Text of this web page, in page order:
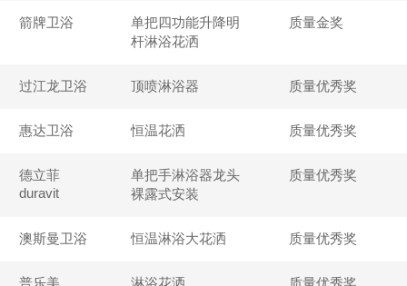
箭牌卫浴
单把四功能升降明
杆淋浴花洒
质量金奖
过江龙卫浴 顶喷淋浴器 质量优秀奖
惠达卫浴 恒温花洒 质量优秀奖
德立菲
duravit
单把手淋浴器龙头
裸露式安装
质量优秀奖
澳斯曼卫浴 恒温淋浴大花洒 质量优秀奖
普乐美 淋浴花洒 质量优秀奖